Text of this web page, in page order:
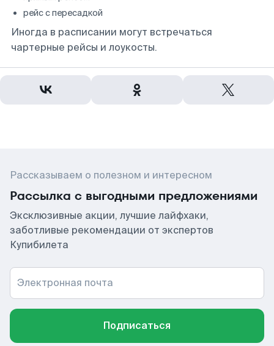
рейс с пересадкой
Иногда в расписании могут встречаться
чартерные рейсы и лоукосты.
Рассказываем о полезном и интересном
Рассылка с выгодными предложениями
Эксклюзивные акции, лучшие лайфхаки,
заботливые рекомендации от экспертов
Купибилета
Электронная почта
Подписаться